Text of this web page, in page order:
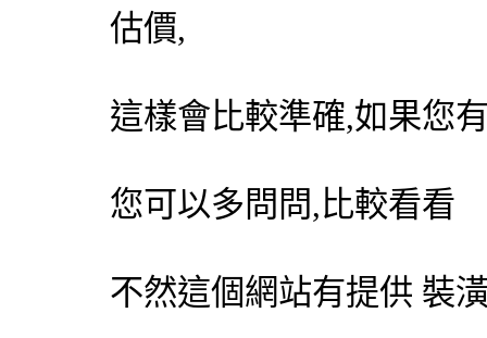
估價,
這樣會比較準確,如果您
您可以多問問,比較看看
不然這個網站有提供 裝